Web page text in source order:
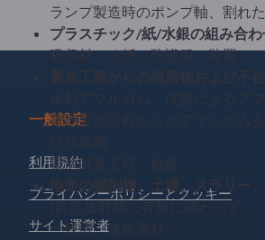
ランプ製造時のポンプ軸、割れ
プラスチック/紙/水銀の組み合
吸収材、ろ紙、防護服、装置
電池製造工程からのアマルガム
電池製造工程、触媒
地面の掘削物、土壌、スラリー、
ー残渣、建築廃材
一般設定
利用規約
プライバシーポリシーとクッキー
サイト運営者